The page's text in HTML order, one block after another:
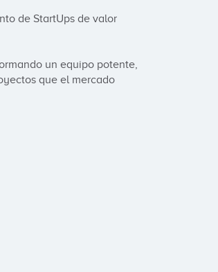
de StartUps de valor
un equipo potente,
que el mercado